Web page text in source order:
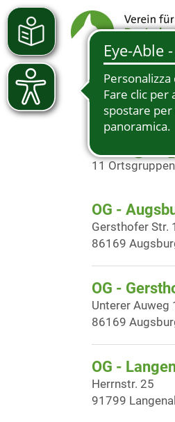
11
OG -
Gersthofer Str.
86169
OG -
Unterer Auweg
86169
OG -
Herrnstr. 25
91799